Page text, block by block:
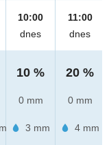
10:00
dnes
10 %
0 mm
3 mm
11:00
dnes
20 %
0 mm
4 mm